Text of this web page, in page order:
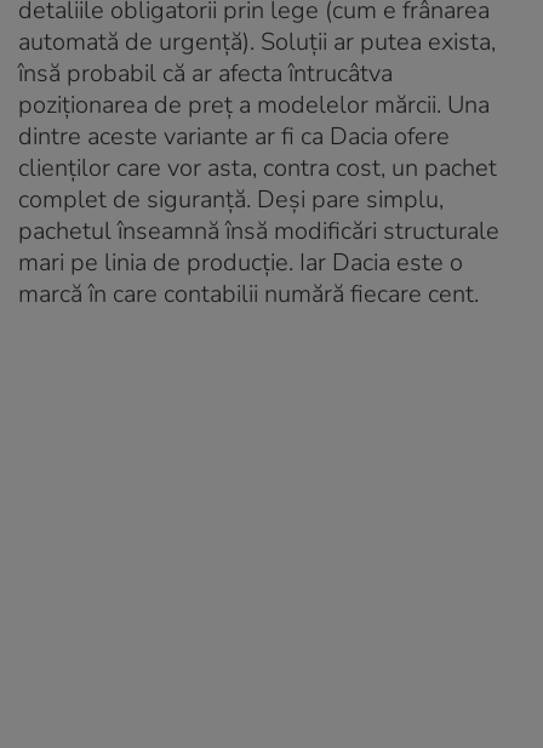
detaliile obligatorii prin lege (cum e frânarea
automată de urgență). Soluții ar putea exista,
însă probabil că ar afecta întrucâtva
poziționarea de preț a modelelor mărcii. Una
dintre aceste variante ar fi ca Dacia ofere
clienților care vor asta, contra cost, un pachet
complet de siguranță. Deși pare simplu,
pachetul înseamnă însă modificări structurale
mari pe linia de producție. Iar Dacia este o
marcă în care contabilii numără fiecare cent.